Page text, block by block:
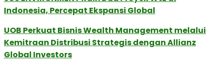
Indonesia, Percepat Ekspansi Global
UOB Perkuat Bisnis Wealth Management melalui
Kemitraan Distribusi Strategis dengan Allianz
Global Investors